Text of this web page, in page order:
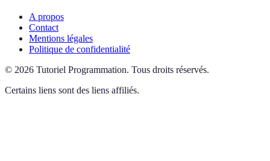
A propos
Contact
Mentions légales
Politique de confidentialité
© 2026 Tutoriel Programmation. Tous droits réservés.
Certains liens sont des liens affiliés.